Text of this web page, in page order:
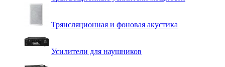
Трянсляционная и фоновая акустика
Усилители для наушников